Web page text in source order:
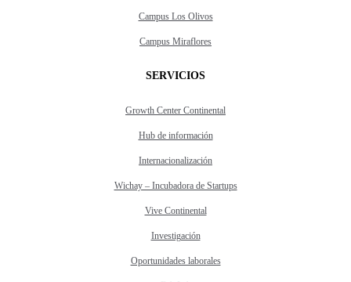
Campus Los Olivos
Campus Miraflores
SERVICIOS
Growth Center Continental
Hub de información
Internacionalización
Wichay – Incubadora de Startups
Vive Continental
Investigación
Oportunidades laborales